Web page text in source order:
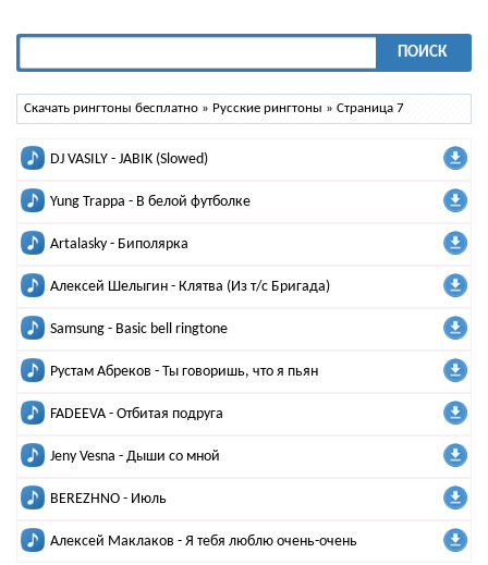
ПОИСК
Скачать рингтоны бесплатно » Русские рингтоны » Страница 7
DJ VASILY - JABIK (Slowed)
Yung Trappa - В белой футболке
Artalasky - Биполярка
Алексей Шелыгин - Клятва (Из т/с Бригада)
Samsung - Basic bell ringtone
Рустам Абреков - Ты говоришь, что я пьян
FADEEVA - Отбитая подруга
Jeny Vesna - Дыши со мной
BEREZHNO - Июль
Алексей Маклаков - Я тебя люблю очень-очень